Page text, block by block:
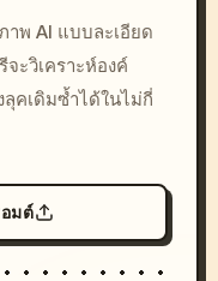
sunset, neon
8k --v 6.0
าพ AI แบบละเอียด
ะวิเคราะห์องค์
คเดิมซ้ำได้ในไม่กี่
มต์